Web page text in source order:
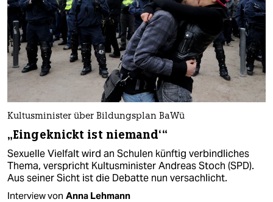
Kultusminister über Bildungsplan BaWü
„Eingeknickt ist niemand‘“
Sexuelle Vielfalt wird an Schulen künftig verbindliches
Thema, verspricht Kultusminister Andreas Stoch (SPD).
Aus seiner Sicht ist die Debatte nun versachlicht.
Interview von Anna Lehmann